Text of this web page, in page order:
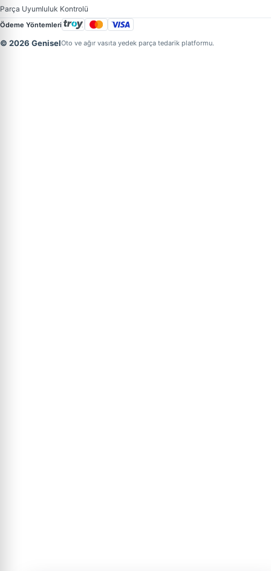
Parça Uyumluluk Kontrolü
Ödeme Yöntemleri
© 2026 GeniselOto ve ağır vasıta yedek parça tedarik platformu.